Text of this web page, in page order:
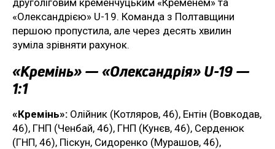
«Олександрією» U-19. Команда з Полтавщини
першою пропустила, але через десять хвилин
зуміла зрівняти рахунок.
«Кремінь» — «Олександрія» U-19 —
1:1
«Кремінь»: Олійник (Котляров, 46), Ентін (Вовкодав,
46), ГНП (Ченбай, 46), ГНП (Кунєв, 46), Серденюк
(ГНП, 46), Піскун, Сидоренко (Мурашов, 46),